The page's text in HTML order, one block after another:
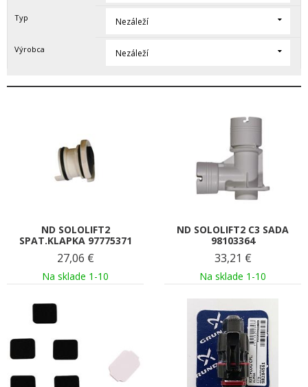
Typ Nezáleží
Výrobca Nezáleží
ND SOLOLIFT2
SPAT.KLAPKA 97775371
27,06 €
Na sklade 1-10
ND SOLOLIFT2 C3 SADA
98103364
33,21 €
Na sklade 1-10